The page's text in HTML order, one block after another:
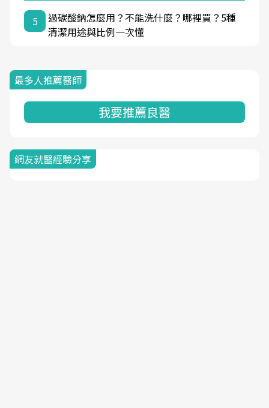
5
過碳酸鈉怎麼用？不能洗什麼？哪裡買？5種
清潔用途與比例一次懂
最多人推薦醫師
我要推薦良醫
網友就醫經驗分享